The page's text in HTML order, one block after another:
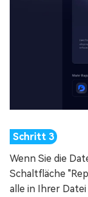
Wenn Sie die
Schaltfläche
alle in Ihrer